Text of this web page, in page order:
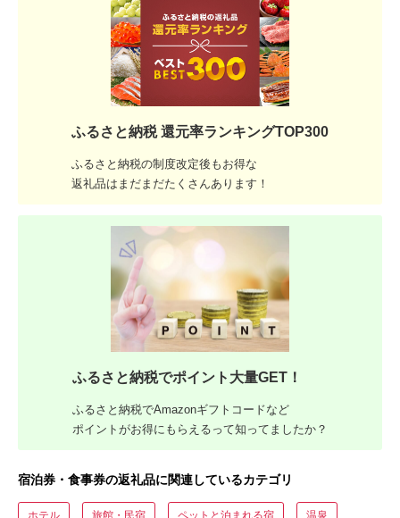
ふるさと納税 還元率ランキングTOP300
ふるさと納税の制度改定後もお得な
返礼品はまだまだたくさんあります！
ふるさと納税でポイント大量GET！
ふるさと納税でAmazonギフトコードなど
ポイントがお得にもらえるって知ってましたか？
宿泊券・食事券の返礼品に関連しているカテゴリ